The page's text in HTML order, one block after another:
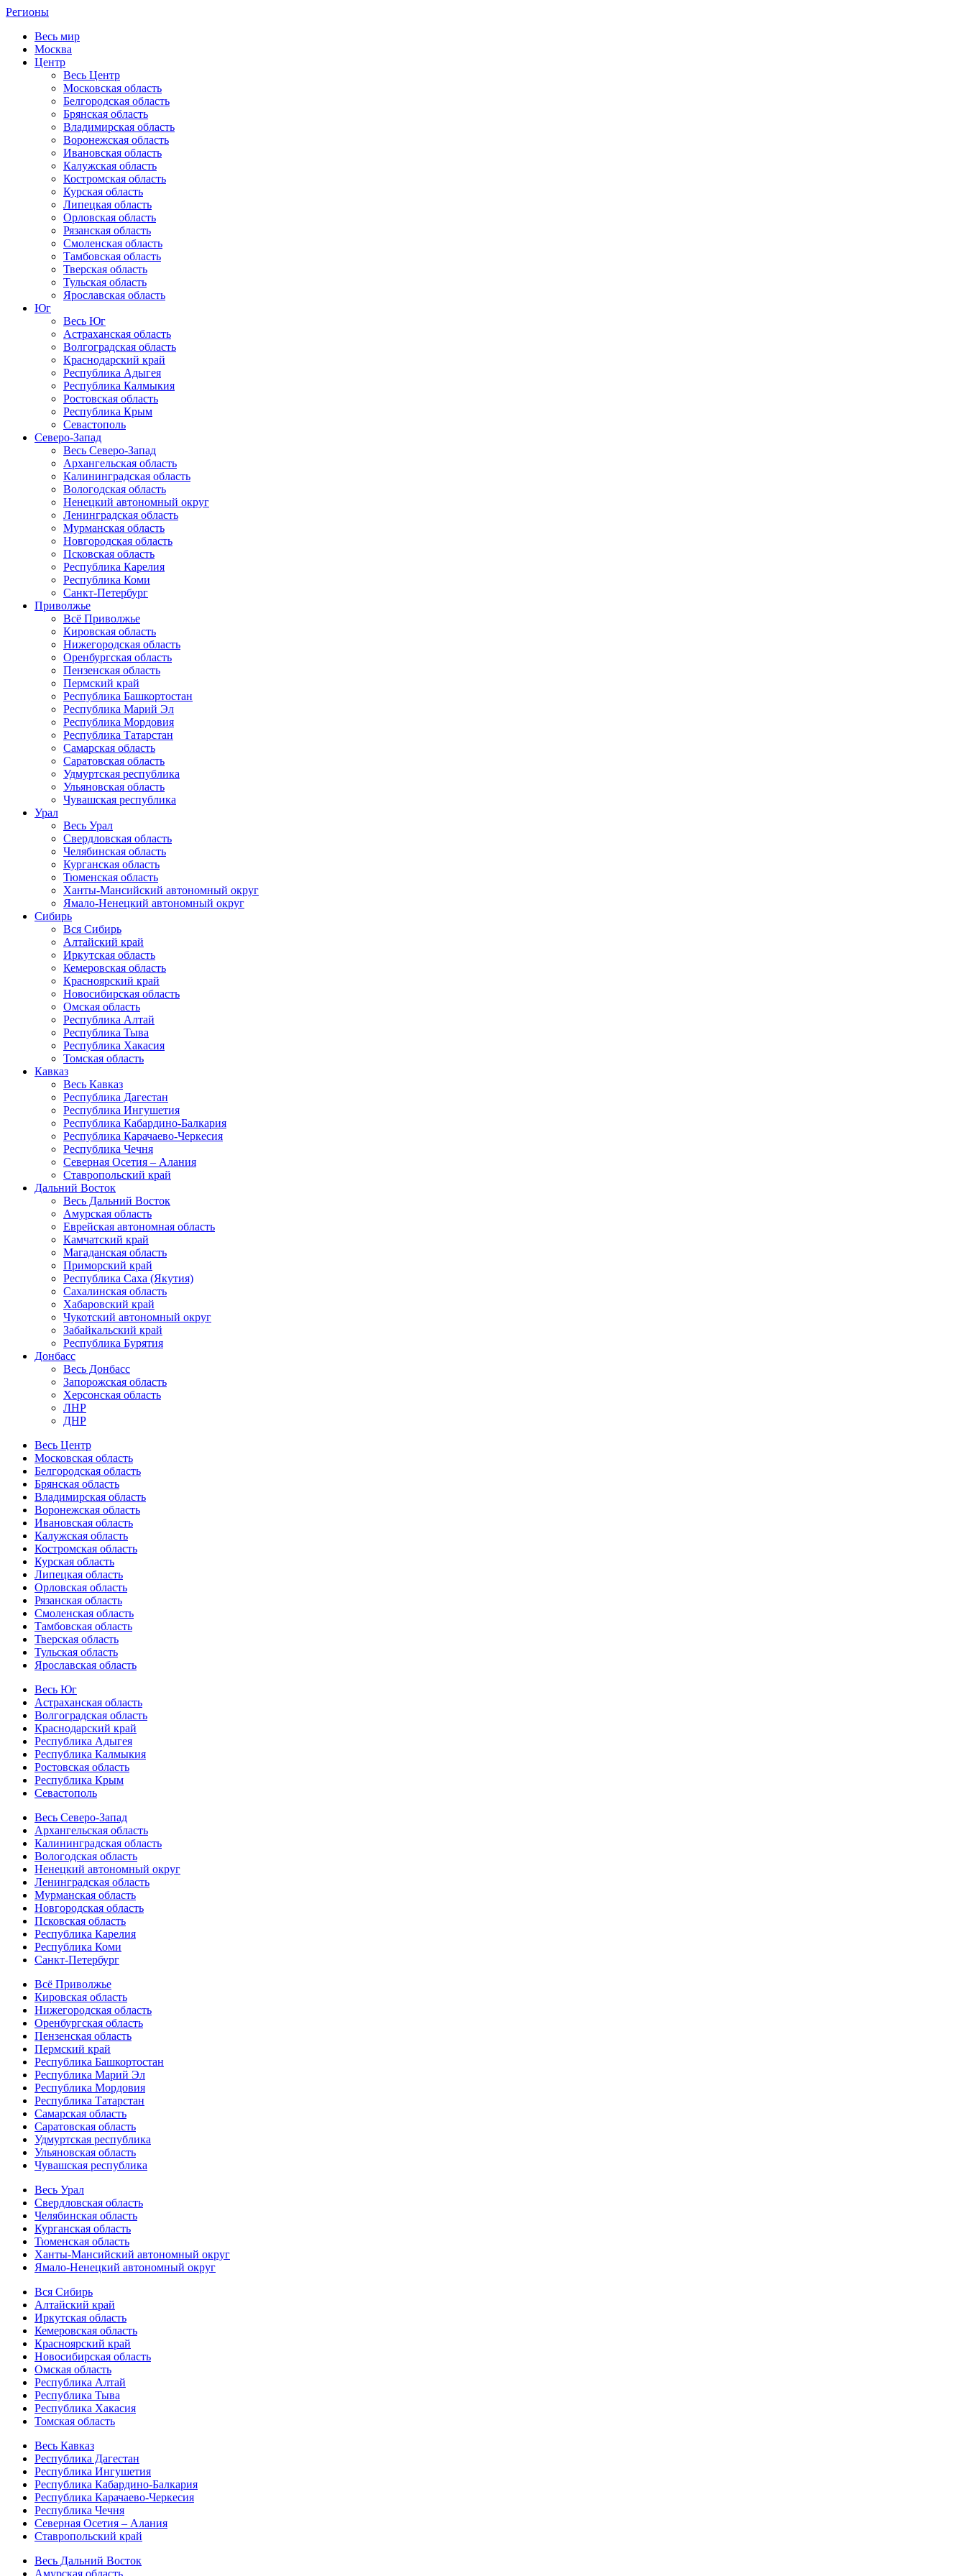
Регионы
Весь мир
Москва
Центр
Весь Центр
Московская область
Белгородская область
Брянская область
Владимирская область
Воронежская область
Ивановская область
Калужская область
Костромская область
Курская область
Липецкая область
Орловская область
Рязанская область
Смоленская область
Тамбовская область
Тверская область
Тульская область
Ярославская область
Юг
Весь Юг
Астраханская область
Волгоградская область
Краснодарский край
Республика Адыгея
Республика Калмыкия
Ростовская область
Республика Крым
Севастополь
Северо-Запад
Весь Северо-Запад
Архангельская область
Калининградская область
Вологодская область
Ненецкий автономный округ
Ленинградская область
Мурманская область
Новгородская область
Псковская область
Республика Карелия
Республика Коми
Санкт-Петербург
Приволжье
Всё Приволжье
Кировская область
Нижегородская область
Оренбургская область
Пензенская область
Пермский край
Республика Башкортостан
Республика Марий Эл
Республика Мордовия
Республика Татарстан
Самарская область
Саратовская область
Удмуртская республика
Ульяновская область
Чувашская республика
Урал
Весь Урал
Свердловская область
Челябинская область
Курганская область
Тюменская область
Ханты-Мансийский автономный округ
Ямало-Ненецкий автономный округ
Сибирь
Вся Сибирь
Алтайский край
Иркутская область
Кемеровская область
Красноярский край
Новосибирская область
Омская область
Республика Алтай
Республика Тыва
Республика Хакасия
Томская область
Кавказ
Весь Кавказ
Республика Дагестан
Республика Ингушетия
Республика Кабардино-Балкария
Республика Карачаево-Черкесия
Республика Чечня
Северная Осетия – Алания
Ставропольский край
Дальний Восток
Весь Дальний Восток
Амурская область
Еврейская автономная область
Камчатский край
Магаданская область
Приморский край
Республика Саха (Якутия)
Сахалинская область
Хабаровский край
Чукотский автономный округ
Забайкальский край
Республика Бурятия
Донбасс
Весь Донбасс
Запорожская область
Херсонская область
ЛНР
ДНР
Весь Центр
Московская область
Белгородская область
Брянская область
Владимирская область
Воронежская область
Ивановская область
Калужская область
Костромская область
Курская область
Липецкая область
Орловская область
Рязанская область
Смоленская область
Тамбовская область
Тверская область
Тульская область
Ярославская область
Весь Юг
Астраханская область
Волгоградская область
Краснодарский край
Республика Адыгея
Республика Калмыкия
Ростовская область
Республика Крым
Севастополь
Весь Северо-Запад
Архангельская область
Калининградская область
Вологодская область
Ненецкий автономный округ
Ленинградская область
Мурманская область
Новгородская область
Псковская область
Республика Карелия
Республика Коми
Санкт-Петербург
Всё Приволжье
Кировская область
Нижегородская область
Оренбургская область
Пензенская область
Пермский край
Республика Башкортостан
Республика Марий Эл
Республика Мордовия
Республика Татарстан
Самарская область
Саратовская область
Удмуртская республика
Ульяновская область
Чувашская республика
Весь Урал
Свердловская область
Челябинская область
Курганская область
Тюменская область
Ханты-Мансийский автономный округ
Ямало-Ненецкий автономный округ
Вся Сибирь
Алтайский край
Иркутская область
Кемеровская область
Красноярский край
Новосибирская область
Омская область
Республика Алтай
Республика Тыва
Республика Хакасия
Томская область
Весь Кавказ
Республика Дагестан
Республика Ингушетия
Республика Кабардино-Балкария
Республика Карачаево-Черкесия
Республика Чечня
Северная Осетия – Алания
Ставропольский край
Весь Дальний Восток
Амурская область